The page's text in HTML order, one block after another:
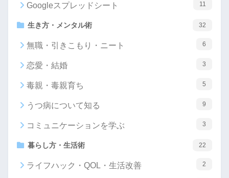
Googleスプレッドシート 11
生き方・メンタル術 32
無職・引きこもり・ニート 6
恋愛・結婚 3
毒親・毒親育ち 5
うつ病について知る 9
コミュニケーションを学ぶ 3
暮らし方・生活術 22
ライフハック・QOL・生活改善 2